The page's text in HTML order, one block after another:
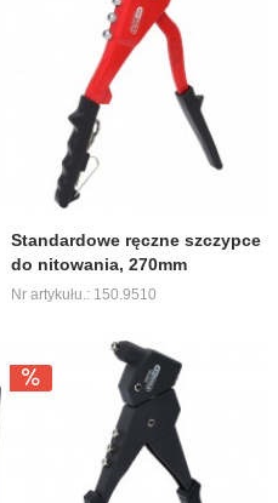
Standardowe ręczne szczypce
do nitowania, 270mm
Nr artykułu.: 150.9510